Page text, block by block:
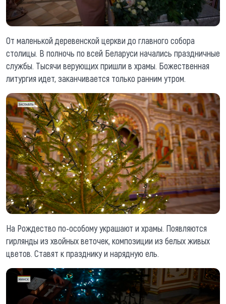
От маленькой деревенской церкви до главного собора
столицы. В полночь по всей Беларуси начались праздничные
службы. Тысячи верующих пришли в храмы. Божественная
литургия идет, заканчивается только ранним утром.
На Рождество по-особому украшают и храмы. Появляются
гирлянды из хвойных веточек, композиции из белых живых
цветов. Ставят к празднику и нарядную ель.